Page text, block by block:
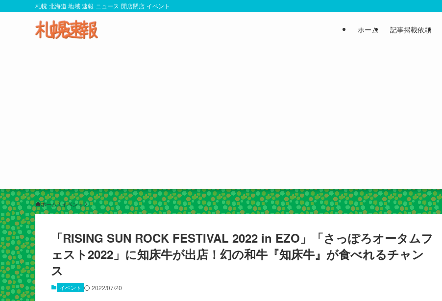
札幌 北海道 地域 速報 ニュース 開店閉店 イベント
ホーム 記事掲載依頼
ホーム イベント
「RISING SUN ROCK FESTIVAL 2022 in EZO」「さっぽろオータムフ
ェスト2022」に知床牛が出店！幻の和牛『知床牛』が食べれるチャン
ス
イベント 2022/07/20